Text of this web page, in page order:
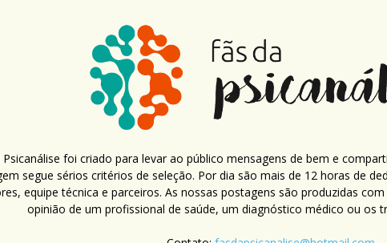
Psicanálise foi criado para levar ao público mensagens de bem e
segue sérios critérios de seleção. Por dia são mais de 12 horas de
equipe técnica e parceiros. As nossas postagens são produzidas
opinião de um profissional de saúde, um diagnóstico médico ou os